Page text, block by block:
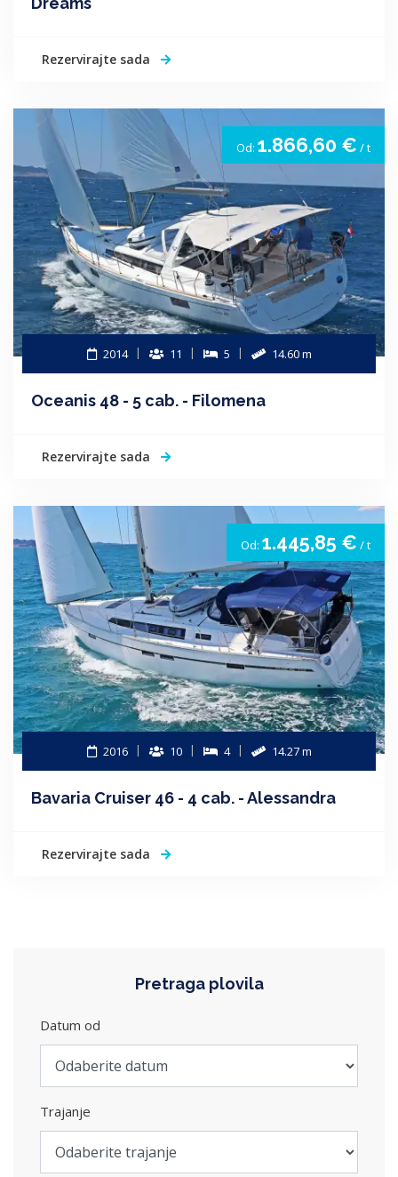
Rezervirajte sada
Od: 1.866,60 € / t
2014 11 5 14.60 m
Oceanis 48 - 5 cab. - Filomena
Rezervirajte sada
Od: 1.445,85 € / t
2016 10 4 14.27 m
Bavaria Cruiser 46 - 4 cab. - Alessandra
Rezervirajte sada
Pretraga plovila
Datum od
Trajanje